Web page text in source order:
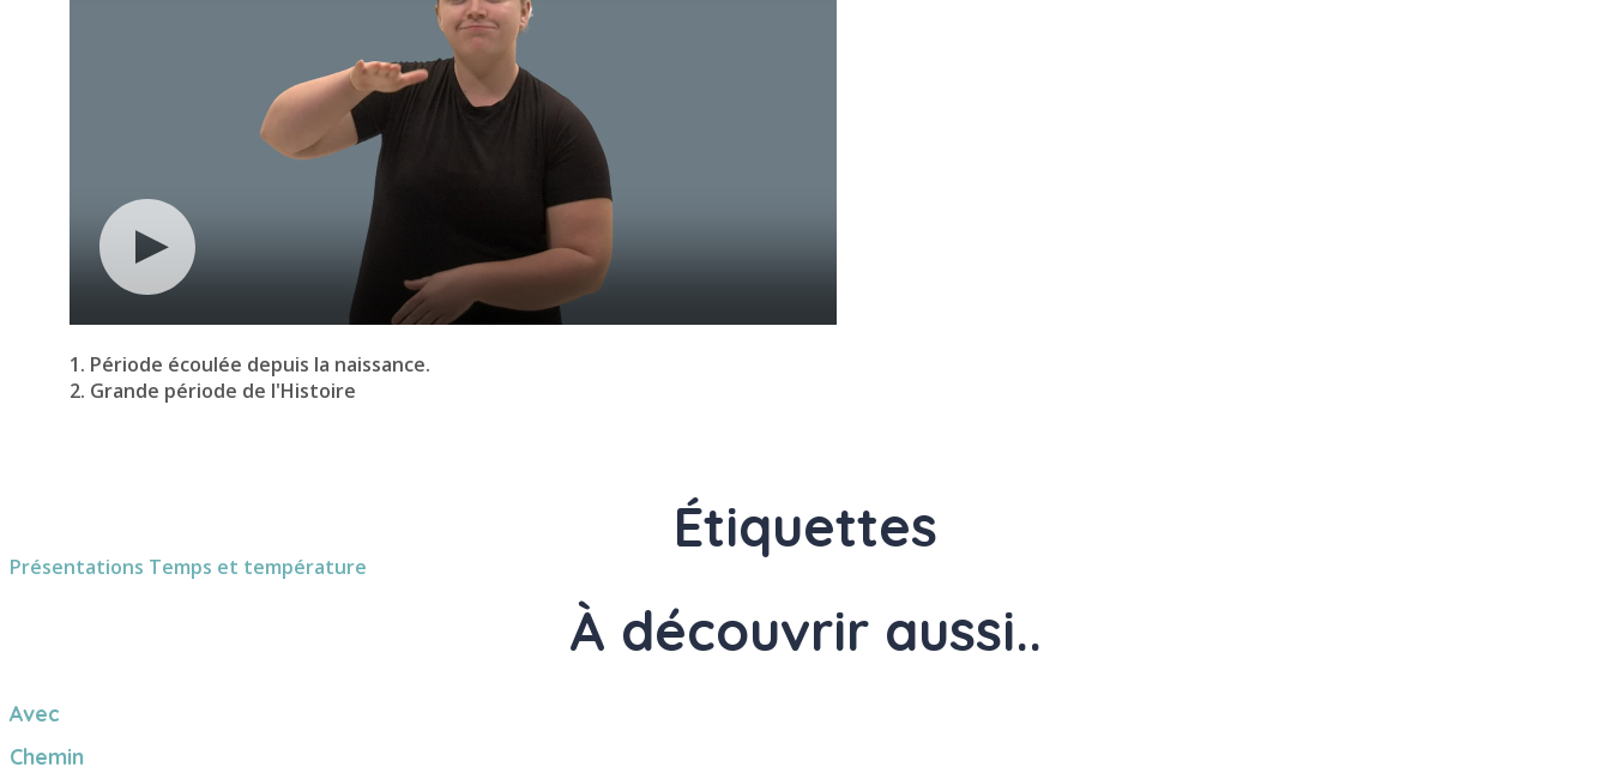
1. Période écoulée depuis la naissance.
2. Grande période de l'Histoire
Étiquettes
Présentations Temps et température
À découvrir aussi..
Avec
Chemin